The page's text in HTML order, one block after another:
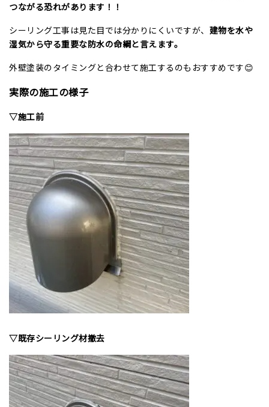
つながる恐れがあります！！
シーリング工事は見た目では分かりにくいですが、 建物を水や
湿気から守る重要な防水の命綱と言えます。
外壁塗装のタイミングと合わせて施工するのもおすすめです😊
実際の施工の様子
▽施工前
▽既存シーリング材撤去